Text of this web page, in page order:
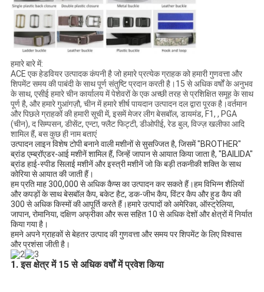
हमारे बारे में:
ACE एक हेडवियर उत्पादक कंपनी है जो हमारे प्रत्येक ग्राहक को हमारी गुणवत्ता और
शिपमेंट समय की पाबंदी के साथ पूर्ण संतुष्टि प्रदान करती है।15 से अधिक वर्षों के अनुभव
के साथ, एसीई हमारे चीन कार्यालय में पेशेवरों के एक अच्छी तरह से प्रशिक्षित समूह के साथ
पूर्ण है, और हमारे गुआंगज़ौ, चीन में हमारे शीर्ष पायदान उत्पादन दल द्वारा पूरक है।वर्तमान
और पिछले ग्राहकों की हमारी सूची में, इसमें मेजर लीग बेसबॉल, डायमंड, F1, , PGA
(चीन), द सिम्पसन, डीसेंट, एन्टा, फ्लैट फिट्टी, डीओपीई, रेड बुल, विज्ज़ खलीफा आदि
शामिल हैं, बस कुछ ही नाम बताएं
उत्पादन लाइन विशेष टोपी बनाने वाली मशीनों से सुसज्जित है, जिसमें "BROTHER"
ब्रांड एम्ब्रॉएडर-आई मशीनें शामिल हैं, जिन्हें जापान से आयात किया जाता है, "BAILIDA"
ब्रांड हाई-स्पीड सिलाई मशीनें और इस्त्री मशीनें जो कि बड़ी तकनीकी शक्ति के साथ
कोरिया से आयात की जाती हैं।
हम प्रति माह 300,000 से अधिक कैप्स का उत्पादन कर सकते हैं।हम विभिन्न शैलियों
और कपड़ों के साथ बेसबॉल कैप, बकेट हैट, डक-जीभ कैप, विंटर कैप और हुड कैप की
300 से अधिक किस्मों की आपूर्ति करते हैं।हमारे उत्पादों को अमेरिका, ऑस्ट्रेलिया,
जापान, रोमानिया, दक्षिण अफ्रीका और रूस सहित 10 से अधिक देशों और क्षेत्रों में निर्यात
किया गया है।
हमने अपने ग्राहकों से बेहतर उत्पाद की गुणवत्ता और समय पर शिपमेंट के लिए विश्वास
और प्रशंसा जीती है।
1. इस क्षेत्र में 15 से अधिक वर्षों में प्रवेश किया